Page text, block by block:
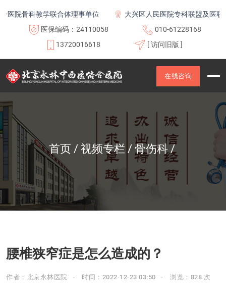
院骨科教学联合体理事单位
大兴区人民医院专科联盟及医联体
医保编码：24110058
010-61228168
13720016618
[ 访问旧版 ]
在线咨询
首页 视频专栏 骨伤科
腰椎狭窄症是怎么造成的？
作者：北京永林医院 时间：2022-12-23 03:50 浏览：828 次